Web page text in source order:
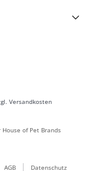
Versandkosten
AGB Datenschutz
of Pet Brands